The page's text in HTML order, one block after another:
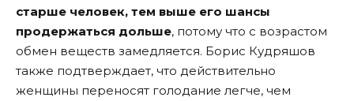
старше человек, тем выше его шансы
продержаться дольше, потому что с возрастом
обмен веществ замедляется. Борис Кудряшов
также подтверждает, что действительно
женщины переносят голодание легче, чем